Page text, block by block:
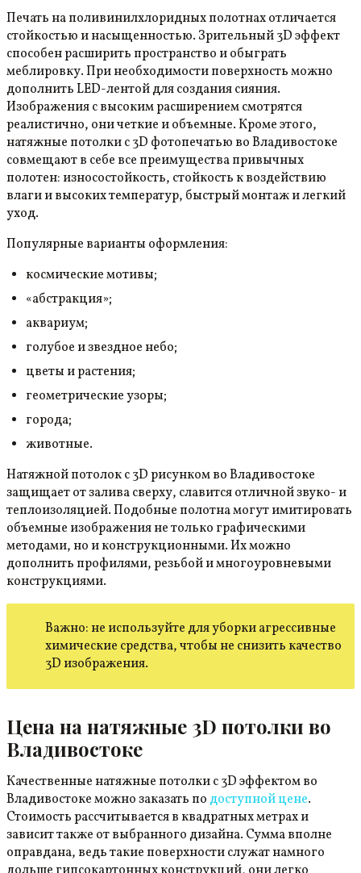
Печать на поливинилхлоридных полотнах отличается
стойкостью и насыщенностью. Зрительный 3D эффект
способен расширить пространство и обыграть
меблировку. При необходимости поверхность можно
дополнить LED-лентой для создания сияния.
Изображения с высоким расширением смотрятся
реалистично, они четкие и объемные. Кроме этого,
натяжные потолки с 3D фотопечатью во Владивостоке
совмещают в себе все преимущества привычных
полотен: износостойкость, стойкость к воздействию
влаги и высоких температур, быстрый монтаж и легкий
уход.
Популярные варианты оформления:
космические мотивы;
«абстракция»;
аквариум;
голубое и звездное небо;
цветы и растения;
геометрические узоры;
города;
животные.
Натяжной потолок с 3D рисунком во Владивостоке
защищает от залива сверху, славится отличной звуко- и
теплоизоляцией. Подобные полотна могут имитировать
объемные изображения не только графическими
методами, но и конструкционными. Их можно
дополнить профилями, резьбой и многоуровневыми
конструкциями.
Важно: не используйте для уборки агрессивные
химические средства, чтобы не снизить качество
3D изображения.
Цена на натяжные 3D потолки во
Владивостоке
Качественные натяжные потолки с 3D эффектом во
Владивостоке можно заказать подоступной цене.
Стоимость рассчитывается в квадратных метрах и
зависит также от выбранного дизайна. Сумма вполне
оправдана, ведь такие поверхности служат намного